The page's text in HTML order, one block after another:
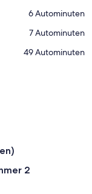
‪6 Autominuten‬
‪7 Autominuten‬
‪49 Autominuten‬
2